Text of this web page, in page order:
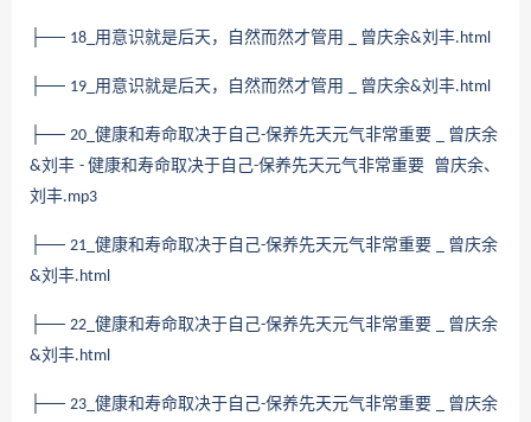
├── 18_ 用意识就是后天，自然而然才管用 曾庆余&刘丰.html
├── 19_ 用意识就是后天，自然而然才管用 曾庆余&刘丰.html
├── 20_ 健康和寿命取决于自己-保养先天元气非常重要
曾庆余
&刘丰 - 健康和寿命取决于自己-保养先天元气非常重要 曾庆余、
刘丰.mp3
├── 21_ 健康和寿命取决于自己-保养先天元气非常重要
曾庆余
&刘丰.html
├── 22_ 健康和寿命取决于自己-保养先天元气非常重要
曾庆余
&刘丰.html
├── 23_ 健康和寿命取决于自己-保养先天元气非常重要
曾庆余